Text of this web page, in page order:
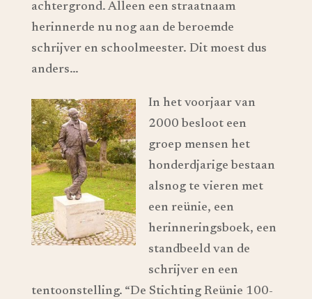
achtergrond. Alleen een straatnaam
herinnerde nu nog aan de beroemde
schrijver en schoolmeester. Dit moest dus
anders…
In het voorjaar van
2000 besloot een
groep mensen het
honderdjarige bestaan
alsnog te vieren met
een reünie, een
herinneringsboek, een
standbeeld van de
schrijver en een
tentoonstelling. “De Stichting Reünie 100-